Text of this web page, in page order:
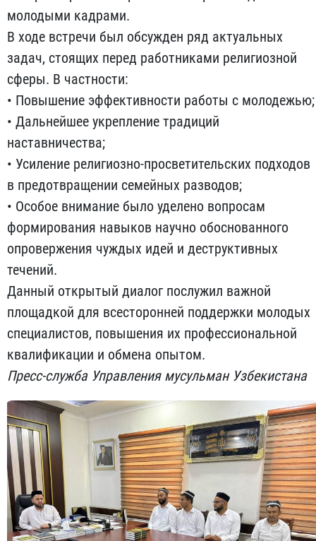
молодыми кадрами.
В ходе встречи был обсужден ряд актуальных
задач, стоящих перед работниками религиозной
сферы. В частности:
• Повышение эффективности работы с молодежью;
• Дальнейшее укрепление традиций
наставничества;
• Усиление религиозно-просветительских подходов
в предотвращении семейных разводов;
• Особое внимание было уделено вопросам
формирования навыков научно обоснованного
опровержения чуждых идей и деструктивных
течений.
Данный открытый диалог послужил важной
площадкой для всесторонней поддержки молодых
специалистов, повышения их профессиональной
квалификации и обмена опытом.
Пресс-служба Управления мусульман Узбекистана